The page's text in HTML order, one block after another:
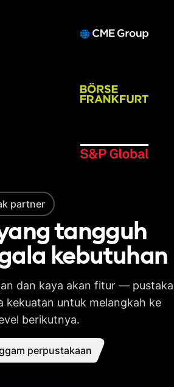
partner
tangguh
kebutuhan
dan kaya akan fitur — pustaka
kekuatan untuk melangkah ke
berikutnya.
perpustakaan